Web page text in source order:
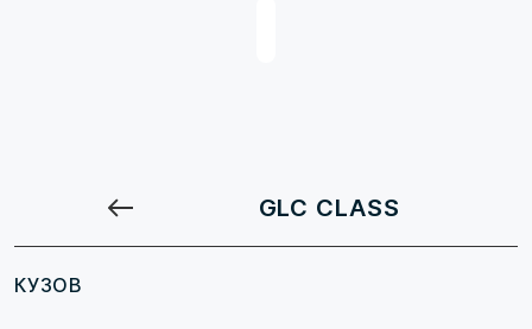
GLC CLASS
КУЗОВ